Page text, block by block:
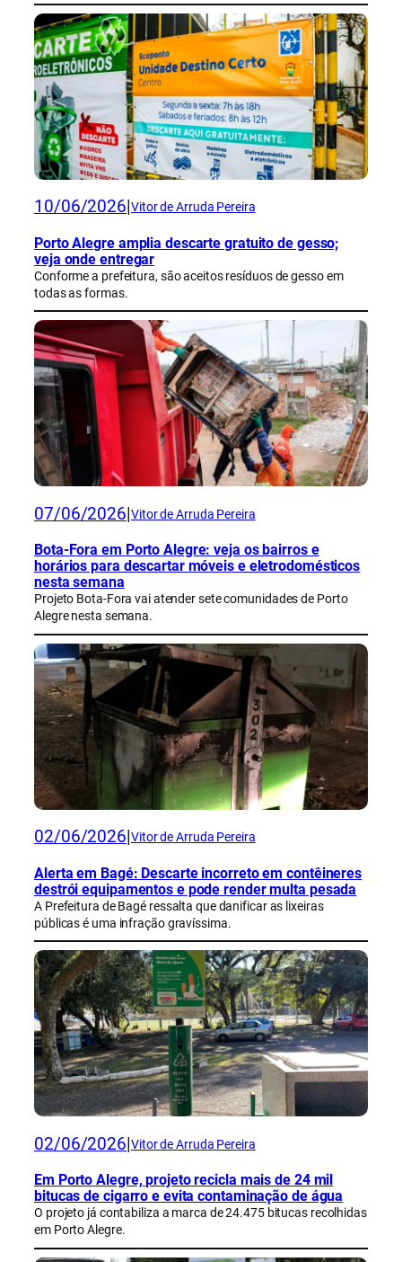
10/06/2026 Vitor de Arruda Pereira
Porto Alegre amplia descarte gratuito de gesso;
veja onde entregar
Conforme a prefeitura, são aceitos resíduos de gesso em
todas as formas.
07/06/2026 Vitor de Arruda Pereira
Bota-Fora em Porto Alegre: veja os bairros e
horários para descartar móveis e eletrodomésticos
nesta semana
Projeto Bota-Fora vai atender sete comunidades de Porto
Alegre nesta semana.
02/06/2026 Vitor de Arruda Pereira
Alerta em Bagé: Descarte incorreto em contêineres
destrói equipamentos e pode render multa pesada
A Prefeitura de Bagé ressalta que danificar as lixeiras
públicas é uma infração gravíssima.
02/06/2026 Vitor de Arruda Pereira
Em Porto Alegre, projeto recicla mais de 24 mil
bitucas de cigarro e evita contaminação de água
O projeto já contabiliza a marca de 24.475 bitucas recolhidas
em Porto Alegre.